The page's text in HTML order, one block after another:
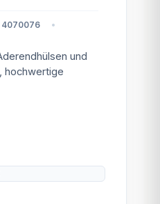
4070076
und
hochwertige